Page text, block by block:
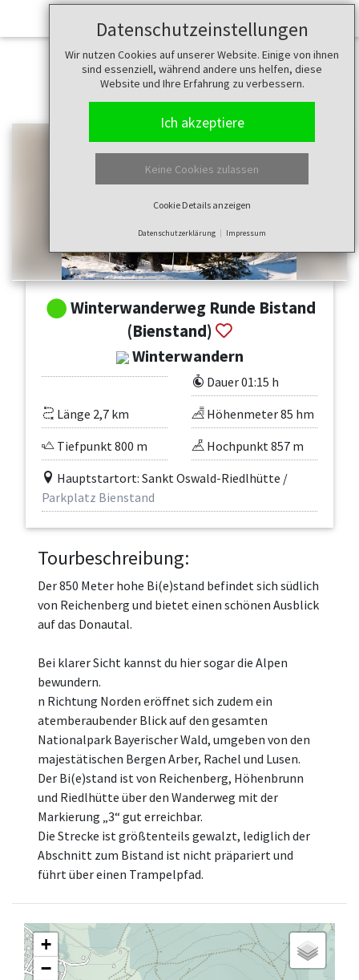
Datenschutzeinstellungen
Wir nutzen Cookies auf unserer Website. Einige von ihnen
sind essenziell, während andere uns helfen, diese
Website und Ihre Erfahrung zu verbessern.
Ich akzeptiere
Keine Cookies zulassen
Cookie Details anzeigen
Datenschutzerklärung Impressum
Winterwanderweg Runde Bistand
(Bienstand)
Winterwandern
Dauer 01:15 h
Länge 2,7 km
Höhenmeter 85 hm
Tiefpunkt 800 m
Hochpunkt 857 m
Hauptstartort: Sankt Oswald-Riedlhütte /
Parkplatz Bienstand
Tourbeschreibung:
Der 850 Meter hohe Bi(e)stand befindet sich südlich
von Reichenberg und bietet einen schönen Ausblick
auf das Donautal.
Bei klarer Sicht kannst du hier sogar die Alpen
bewundern.
n Richtung Norden eröffnet sich zudem ein
atemberaubender Blick auf den gesamten
Nationalpark Bayerischer Wald, umgeben von den
majestätischen Bergen Arber, Rachel und Lusen.
Der Bi(e)stand ist von Reichenberg, Höhenbrunn
und Riedlhütte über den Wanderweg mit der
Markierung „3“ gut erreichbar.
Die Strecke ist größtenteils gewalzt, lediglich der
Abschnitt zum Bistand ist nicht präpariert und
führt über einen Trampelpfad.
+
−